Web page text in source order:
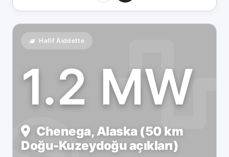
Hafif Åiddette
1.2 MW
Chenega, Alaska (50 km
Doğu-Kuzeydoğu açıkları)